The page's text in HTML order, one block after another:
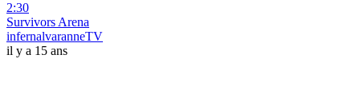
2:30
Survivors Arena
infernalvaranneTV
il y a 15 ans